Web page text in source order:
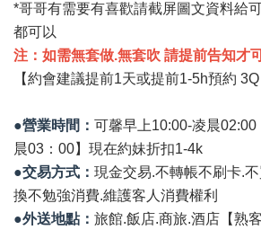
*哥哥有需要有喜歡請截屏圖文資料給
都可以
注：如需無套做.無套吹 請提前告知才
【約會建議提前1天或提前1-5h預約 3Q
●營業時間： 可馨早上10:00-凌晨
晨03：00】現在約妹折扣1-4k
●交易方式： 現金交易.不轉帳不刷卡.
換不勉強消費.維護客人消費權利
●外送地點： 旅館.飯店.商旅.酒店【熟